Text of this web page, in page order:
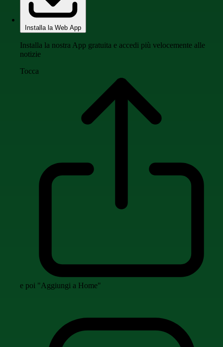
Installa la Web App
Installa la nostra App gratuita e accedi più velocemente alle
notizie
Tocca
e poi "Aggiungi a Home"